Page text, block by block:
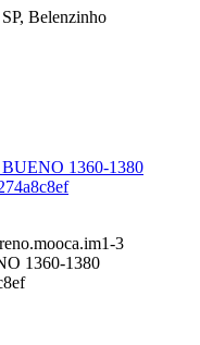
Belenzinho